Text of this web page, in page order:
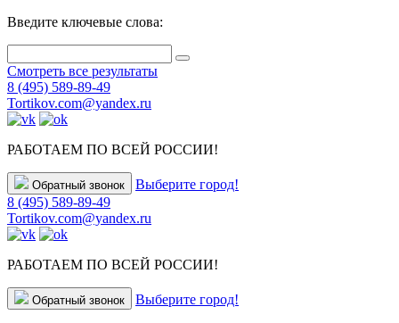
Введите ключевые слова:
Смотреть все результаты
8 (495) 589-89-49
Tortikov.com@yandex.ru
РАБОТАЕМ ПО ВСЕЙ РОССИИ!
Обратный звонок
Выберите город!
8 (495) 589-89-49
Tortikov.com@yandex.ru
РАБОТАЕМ ПО ВСЕЙ РОССИИ!
Обратный звонок Выберите город!